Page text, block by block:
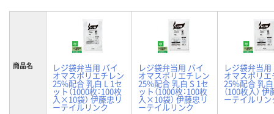
商品名 レジ袋弁当用 バイ
オマスポリエチレン
25%配合 乳白 L 1セ
ット（1000枚：100枚
入×10袋） 伊藤忠リ
ーテイルリンク
レジ袋弁当用 バイ
オマスポリエチレン
25%配合 乳白 S 1セ
ット（1000枚：100枚
入×10袋） 伊藤忠リ
ーテイルリンク
レジ袋弁当用
オマスポリ
25%配合 乳
（100枚入）
ーテイルリン